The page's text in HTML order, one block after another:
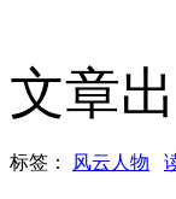
文章
标签： 风云人物